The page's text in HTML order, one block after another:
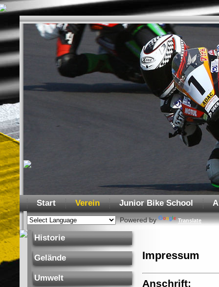
Start Verein Junior Bike School
Powered by Translate
Historie
Gelände
Umwelt